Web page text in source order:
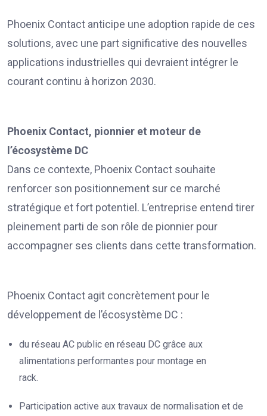
Phoenix Contact anticipe une adoption rapide de ces
solutions, avec une part significative des nouvelles
applications industrielles qui devraient intégrer le
courant continu à horizon 2030.
Phoenix Contact, pionnier et moteur de
l’écosystème DC
Dans ce contexte, Phoenix Contact souhaite
renforcer son positionnement sur ce marché
stratégique et fort potentiel. L’entreprise entend tirer
pleinement parti de son rôle de pionnier pour
accompagner ses clients dans cette transformation.
Phoenix Contact agit concrètement pour le
développement de l’écosystème DC :
du réseau AC public en réseau DC grâce aux
alimentations performantes pour montage en
rack.
Participation active aux travaux de normalisation et de